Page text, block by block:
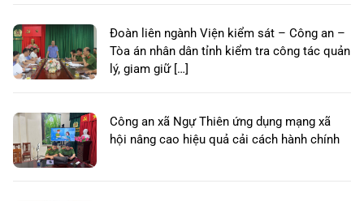
Đoàn liên ngành Viện kiểm sát – Công an –
Tòa án nhân dân tỉnh kiểm tra công tác quản
lý, giam giữ […]
Công an xã Ngự Thiên ứng dụng mạng xã
hội nâng cao hiệu quả cải cách hành chính